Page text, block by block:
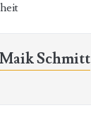
Maik Schmitt